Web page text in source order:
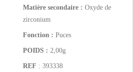
Matière secondaire : Oxyde de
zirconium
Fonction : Puces
POIDS : 2,00g
REF : 393338